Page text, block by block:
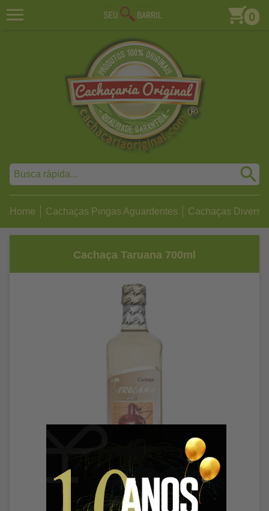
0
Home Cachaças Pingas Aguardentes Cachaças
Cachaça Taruana 700ml